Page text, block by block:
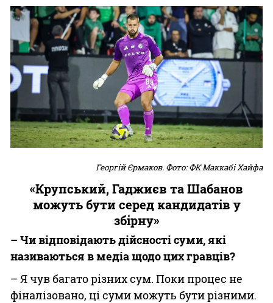
Георгій Єрмаков. Фото: ФК Маккабі Хайфа
«Крупський, Гаджиєв та Шабанов
можуть бути серед кандидатів у
збірну»
– Чи відповідають дійсності суми, які
називаються в медіа щодо цих гравців?
– Я чув багато різних сум. Поки процес не
фіналізовано, ці суми можуть бути різними.